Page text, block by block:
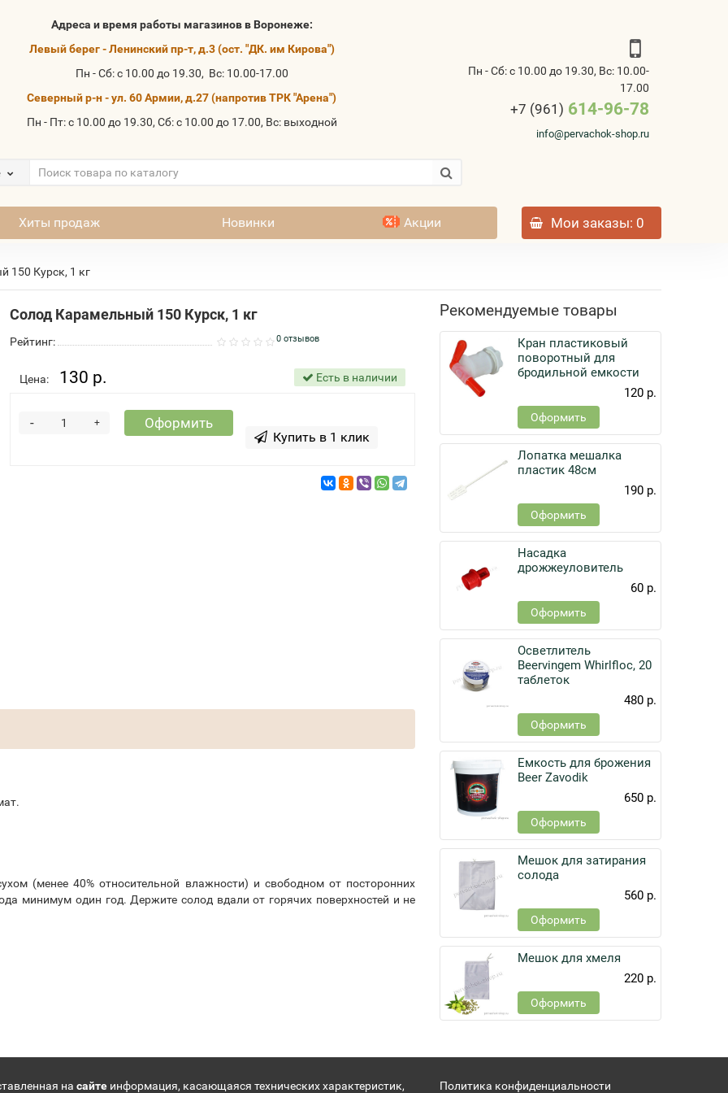
Адреса и время работы магазинов в Воронеже:
Левый берег - Ленинский пр-т, д.3 (ост. "ДК. им Кирова")
Пн - Сб: с 10.00 до 19.30, Вс: 10.00-17.00
Северный р-н - ул. 60 Армии, д.27 (напротив ТРК "Арена")
Пн - Пт: с 10.00 до 19.30, Сб: с 10.00 до 17.00, Вс: выходной
Пн - Сб: с 10.00 до 19.30, Вс: 10.00-
17.00
+7 (961) 614-96-78
info@pervachok-shop.ru
Хиты продаж Новинки Акции Мои заказы: 0
150 Курск, 1 кг
Солод Карамельный 150 Курск, 1 кг
Рейтинг: 0 отзывов
Цена: 130 р. Есть в наличии
+
- Оформить
Купить в 1 клик
(менее 40% относительной влажности) и свободном от посторонних
минимум один год. Держите солод вдали от горячих поверхностей и не
Рекомендуемые товары
Кран пластиковый
поворотный для
бродильной емкости
120 р.
Оформить
Лопатка мешалка
пластик 48см
190 р.
Оформить
Насадка
дрожжеуловитель
60 р.
Оформить
Осветлитель
Beervingem Whirlfloc, 20
таблеток
480 р.
Оформить
Емкость для брожения
Beer Zavodik
650 р.
Оформить
Мешок для затирания
солода
560 р.
Оформить
Мешок для хмеля
220 р.
Оформить
на сайтеинформация, касающаяся технических характеристик, Политика конфиденциальности